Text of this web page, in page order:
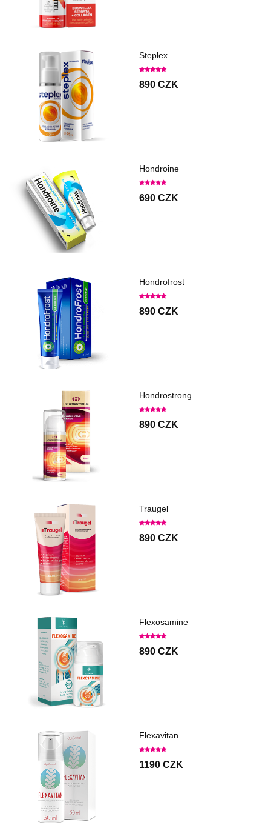
Steplex
890 CZK
Hondroine
690 CZK
Hondrofrost
890 CZK
Hondrostrong
890 CZK
Traugel
890 CZK
Flexosamine
890 CZK
Flexavitan
1190 CZK